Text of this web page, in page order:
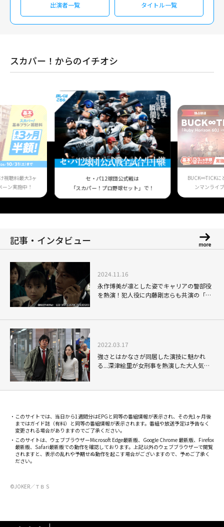
出演者一覧 タイトル一覧
スカパー！からのイチオシ
視聴料最大3ヶ
ン実施中！
セ・パ12球団公式戦は
「スカパー！プロ野球セット」で！
BUCK∞TICKに
ンマンライ
記事・インタビュー
2024.11.16
永作博美が凛とした姿でキャリアの警部役
を熱演！犯人役に内藤剛志らも共演の「交
2022.03.17
強さとはかなさが同居した演技に魅かれ
る...深津絵里が女刑事を熱演した大人気シ
このサイトでは、当日から1週間分はEPGと同等の番組情報が表示され、その先1ヶ月後
まではガイド誌（有料）と同等の番組情報が表示されます。番組や放送予定は予告なく
変更される場合がありますのでご了承ください。
このサイトは、ウェブブラウザーMicrosoft Edge最新版、Google Chrome 最新版、Firefox
最新版、Safari最新版での動作を確認しております。上記以外のウェブブラウザーで閲覧
されますと、表示の乱れや予期せぬ動作を起こす場合がございますので、予めご了承く
ださい。
©JOKER／ＴＢＳ